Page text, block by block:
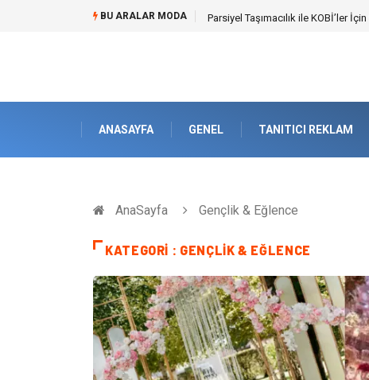
BU ARALAR MODA Br544 ile Lastik ve Plastik
ANASAYFA GENEL TANITICI REKLAM
AnaSayfa Gençlik & Eğlence
KATEGORI : GENÇLIK & EĞLENCE